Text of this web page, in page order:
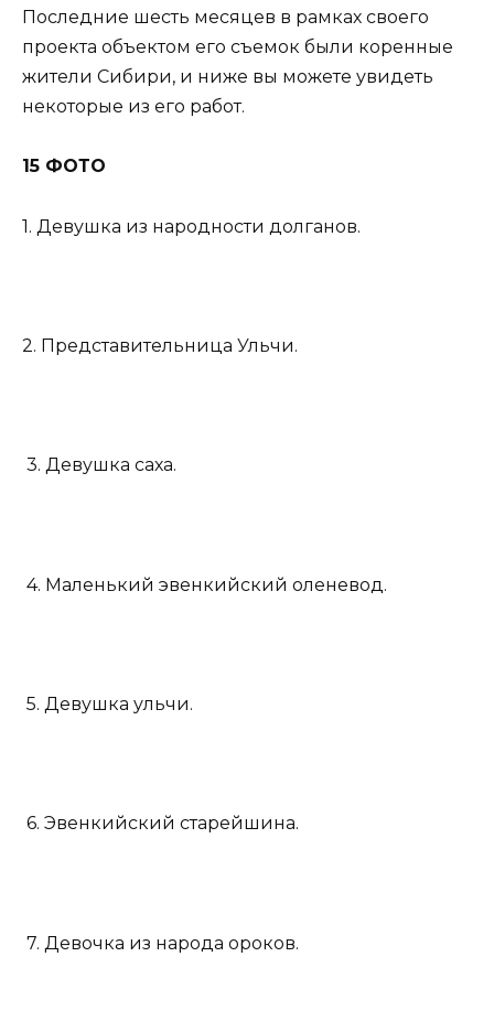
Последние шесть месяцев в рамках своего
проекта объектом его съемок были коренные
жители Сибири, и ниже вы можете увидеть
некоторые из его работ.
15 ФОТО
1. Девушка из народности долганов.
2. Представительница Ульчи.
3. Девушка саха.
4. Маленький эвенкийский оленевод.
5. Девушка ульчи.
6. Эвенкийский старейшина.
7. Девочка из народа ороков.